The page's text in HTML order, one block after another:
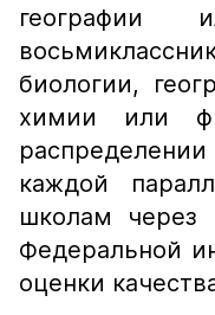
географии
биологии,
химии или
каждой
школам через
Федеральной
оценки